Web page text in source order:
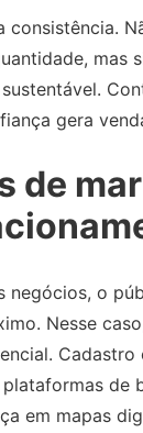
consistência.
mas
gera
de
negócios, o
Nesse
de
em mapas